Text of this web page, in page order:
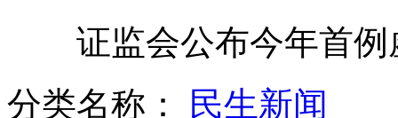
美国“传奇”老人：91岁识字98岁出书
证监会公布今年首例
分类名称：
民生新闻